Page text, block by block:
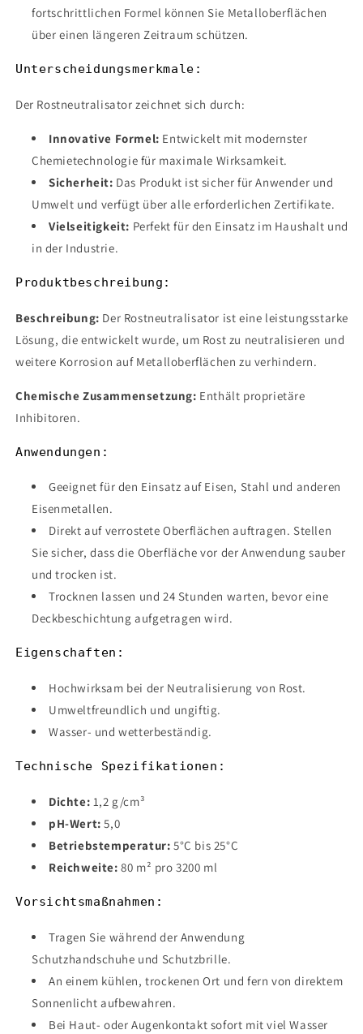
fortschrittlichen Formel können Sie Metalloberflächen
über einen längeren Zeitraum schützen.
Unterscheidungsmerkmale:
Der Rostneutralisator zeichnet sich durch:
Innovative Formel: Entwickelt mit modernster
Chemietechnologie für maximale Wirksamkeit.
Sicherheit: Das Produkt ist sicher für Anwender und
Umwelt und verfügt über alle erforderlichen Zertifikate.
Vielseitigkeit: Perfekt für den Einsatz im Haushalt und
in der Industrie.
Produktbeschreibung:
Beschreibung: Der Rostneutralisator ist eine leistungsstarke
Lösung, die entwickelt wurde, um Rost zu neutralisieren und
weitere Korrosion auf Metalloberflächen zu verhindern.
Chemische Zusammensetzung: Enthält proprietäre
Inhibitoren.
Anwendungen:
Geeignet für den Einsatz auf Eisen, Stahl und anderen
Eisenmetallen.
Direkt auf verrostete Oberflächen auftragen. Stellen
Sie sicher, dass die Oberfläche vor der Anwendung sauber
und trocken ist.
Trocknen lassen und 24 Stunden warten, bevor eine
Deckbeschichtung aufgetragen wird.
Eigenschaften:
Hochwirksam bei der Neutralisierung von Rost.
Umweltfreundlich und ungiftig.
Wasser- und wetterbeständig.
Technische Spezifikationen:
Dichte: 1,2 g/cm³
pH-Wert: 5,0
Betriebstemperatur: 5°C bis 25°C
Reichweite: 80 m² pro 3200 ml
Vorsichtsmaßnahmen:
Tragen Sie während der Anwendung
Schutzhandschuhe und Schutzbrille.
An einem kühlen, trockenen Ort und fern von direktem
Sonnenlicht aufbewahren.
Bei Haut- oder Augenkontakt sofort mit viel Wasser